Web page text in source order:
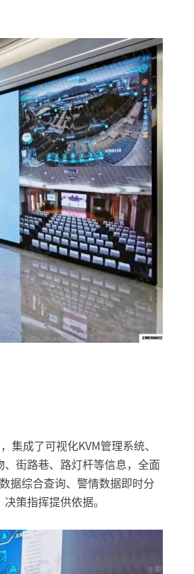
成了可视化KVM管理系统、
街路巷、路灯杆等信息，全面
据综合查询、警情数据即时分
策指挥提供依据。